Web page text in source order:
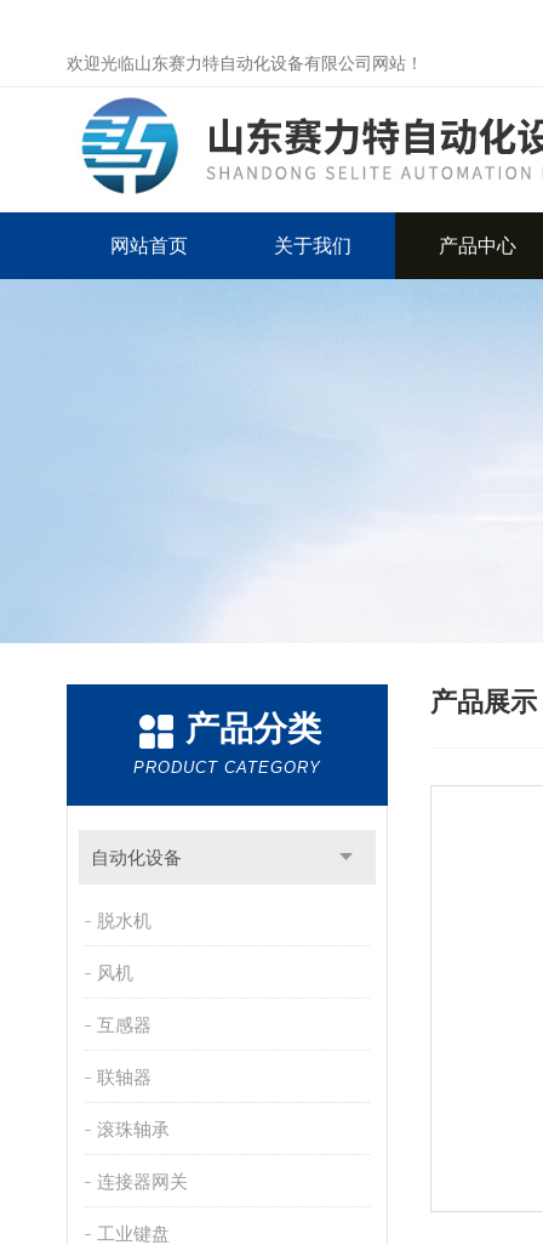
欢迎光临山东赛力特自动化设备有限公司网站！
网站首页 关于我们 产品中心
产品分类
PRODUCT CATEGORY
自动化设备
脱水机
风机
互感器
联轴器
滚珠轴承
连接器网关
工业键盘
产品展示